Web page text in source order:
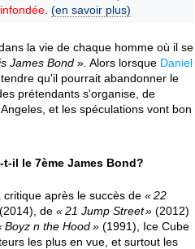
(en savoir plus)
la vie de chaque homme où il se
James Bond ». Alors lorsque Daniel
qu'il pourrait abandonner le
prétendants s'organise, de
et les spéculations vont bon
t-il le 7ème James Bond?
critique après le succès de
22
de 21 Jump Street
(2012)
Boyz n the Hood
(1991), Ice Cube
les plus en vue, et surtout les